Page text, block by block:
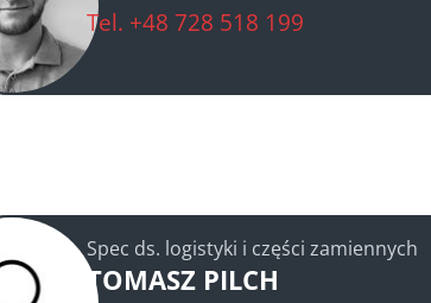
Tel. +48 728 518 199
Spec ds. logistyki i części zamiennych
TOMASZ PILCH